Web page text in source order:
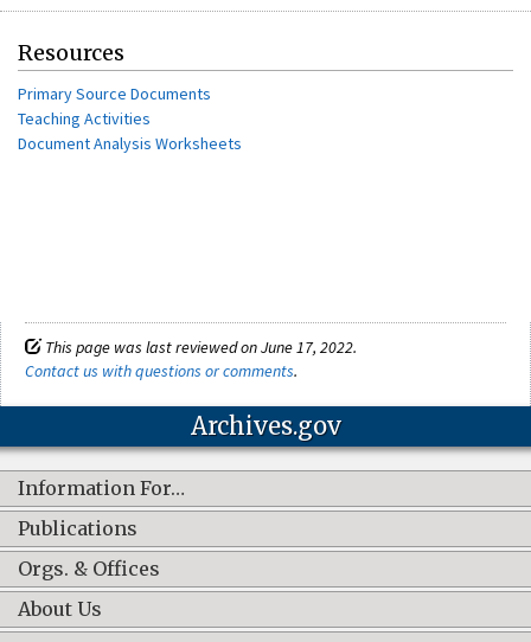
Resources
Primary Source Documents
Teaching Activities
Document Analysis Worksheets
This page was last reviewed on June 17, 2022.
Contact us with questions or comments.
Archives.gov
Information For…
Publications
Orgs. & Offices
About Us